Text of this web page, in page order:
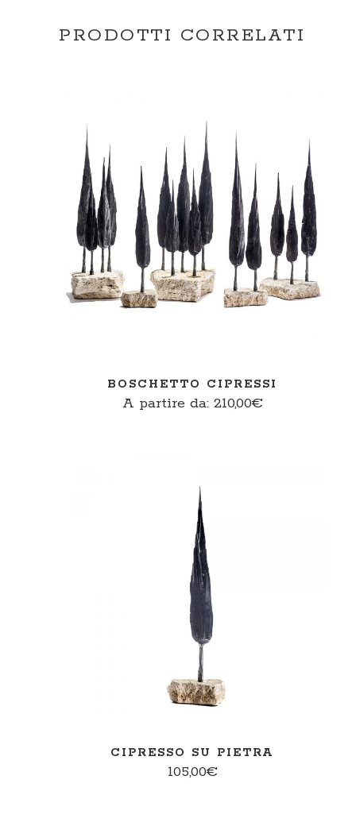
PRODOTTI CORRELATI
SCEGLI
BOSCHETTO CIPRESSI
A partire da: 210,00€
AGGIUNGI AL CARRELLO
CIPRESSO SU PIETRA
105,00€